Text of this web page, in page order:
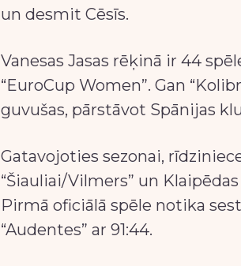
un desmit Cēsīs.
Vanesas Jasas rēķinā ir 44
“EuroCup Women”. Gan
guvušas, pārstāvot Spānijas
Gatavojoties sezonai,
“Šiauliai/Vilmers” un
Pirmā oficiālā spēle notika
“Audentes” ar 91:44.